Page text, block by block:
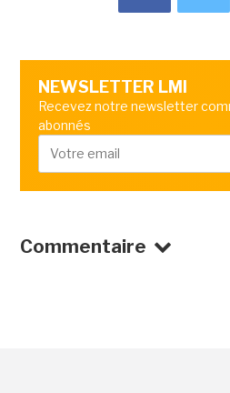
NEWSLETTER LMI
Recevez notre newsletter
abonnés
Commentaire